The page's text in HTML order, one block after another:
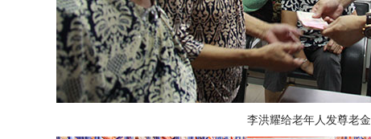
李洪耀给老年人发尊老金